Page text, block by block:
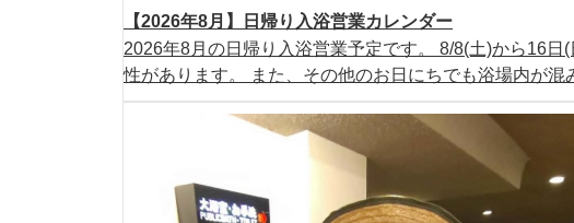
【2026年8月】日帰り入浴営業カレンダー
2026年8月の日帰り入浴営業予定です。 8/8(土)から16
性があります。 また、その他のお日にちでも浴場内が